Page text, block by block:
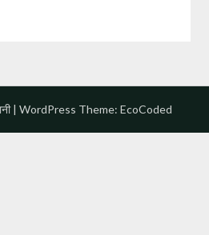
| WordPress Theme: EcoCoded